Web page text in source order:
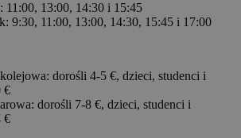
11:00, 13:00, 14:30 i 15:45
9:30, 11:00, 13:00, 14:30, 15:45 i 17:00
dorośli 4-5 €, dzieci, studenci i
€
dorośli 7-8 €, dzieci, studenci i
€